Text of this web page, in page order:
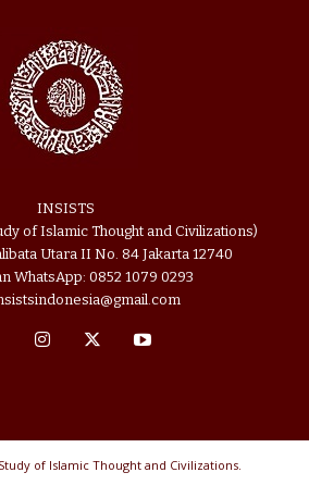
INSISTS
of Islamic Thought and Civilizations)
Utara II No. 84 Jakarta 12740
WhatsApp: 0852 1079 0293
of Islamic Thought and Civilizations.